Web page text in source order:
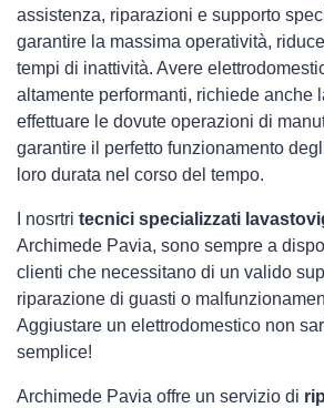
assistenza, riparazioni e supporto
garantire la massima operatività,
tempi di inattività. Avere
altamente performanti, richiede anche
effettuare le dovute operazioni di
garantire il perfetto funzionamento
loro durata nel corso del tempo.
I nosrtri tecnici specializzati
Archimede Pavia, sono sempre a
clienti che necessitano di un valido
riparazione di guasti o
Aggiustare un elettrodomestico non
semplice!
Archimede Pavia offre un servizio di